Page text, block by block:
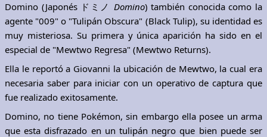
Domino (Japonés ドミノ Domino) también conocida como la
agente "009" o "Tulipán Obscura" (Black Tulip), su identidad es
muy misteriosa. Su primera y única aparición ha sido en el
especial de "Mewtwo Regresa" (Mewtwo Returns).
Ella le reportó a Giovanni la ubicación de Mewtwo, la cual era
necesaria saber para iniciar con un operativo de captura que
fue realizado exitosamente.
Domino, no tiene Pokémon, sin embargo ella posee un arma
que esta disfrazado en un tulipán negro que bien puede ser